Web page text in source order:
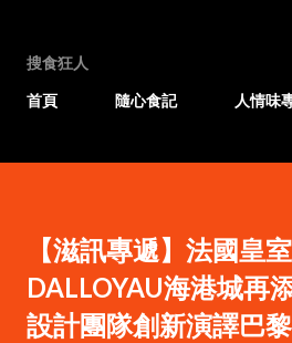
搜食狂人
首頁
隨心食記 人情味
【滋訊專遞】法國皇
DALLOYAU海港城再
設計團隊創新演譯巴